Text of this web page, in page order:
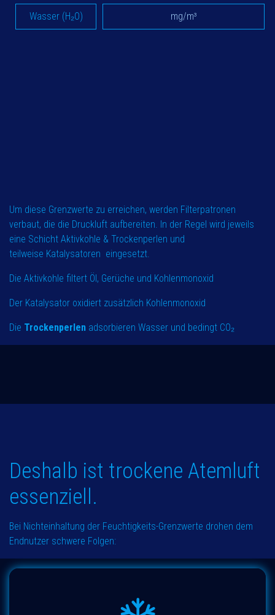
Wasser (H₂O) mg/m³
Um diese Grenzwerte zu erreichen, werden Filterpatronen
verbaut, die die Druckluft aufbereiten. In der Regel wird jeweils
eine Schicht Aktivkohle & Trockenperlen und
teilweise Katalysatoren eingesetzt.
Die Aktivkohle filtert Öl, Gerüche und Kohlenmonoxid
Der Katalysator oxidiert zusätzlich Kohlenmonoxid
Die Trockenperlen adsorbieren Wasser und bedingt CO₂
Deshalb ist trockene Atemluft
essenziell.
Bei Nichteinhaltung der Feuchtigkeits-Grenzwerte drohen dem
Endnutzer schwere Folgen: